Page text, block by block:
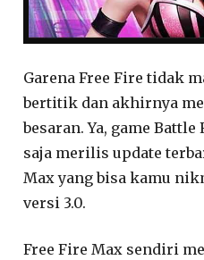
Garena Free Fire tidak
bertitik dan akhirnya
besaran. Ya, game
saja merilis update
Max yang bisa kamu
versi 3.0.
Free Fire Max sendiri